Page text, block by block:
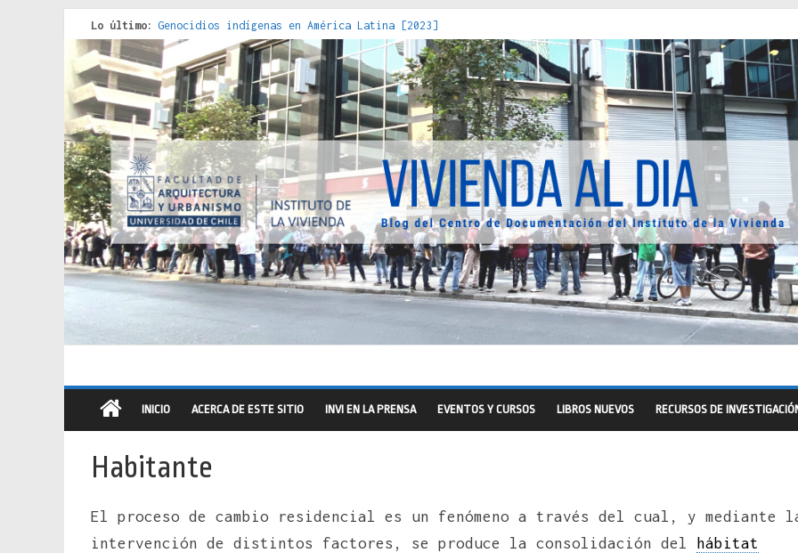
Lo último: Genocidios indígenas en América Latina [2023]
Estudios sobre la espacialización de los Estados : políticas, prácticas y representaciones [2022]
Donde el pedernal choca con el acero : hacia una teoría crítica de las fronteras latinoamericanas
Criterios técnicos para una vivienda adecuada [2019]
Red de consultorios de la Caja del Seguro Obrero en Santiago : un patrimonio emblemático [2014]
INICIO ACERCA DE ESTE SITIO INVI EN LA PRENSA EVENTOS Y CURSOS LIBROS NUEVOS RECURSOS DE
Habitante
El proceso de cambio residencial es un fenómeno a través del cual, y mediante
intervención de distintos factores, se produce la consolidación del hábitat